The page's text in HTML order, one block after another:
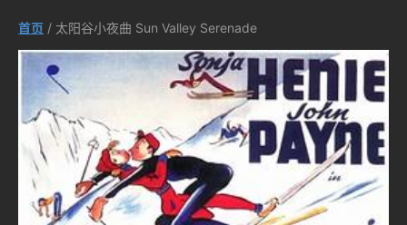
首页 / 太阳谷小夜曲 Sun Valley Serenade